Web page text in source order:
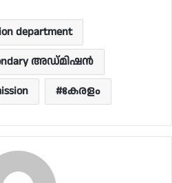
department
അഡ്മിഷൻ
കേരളം